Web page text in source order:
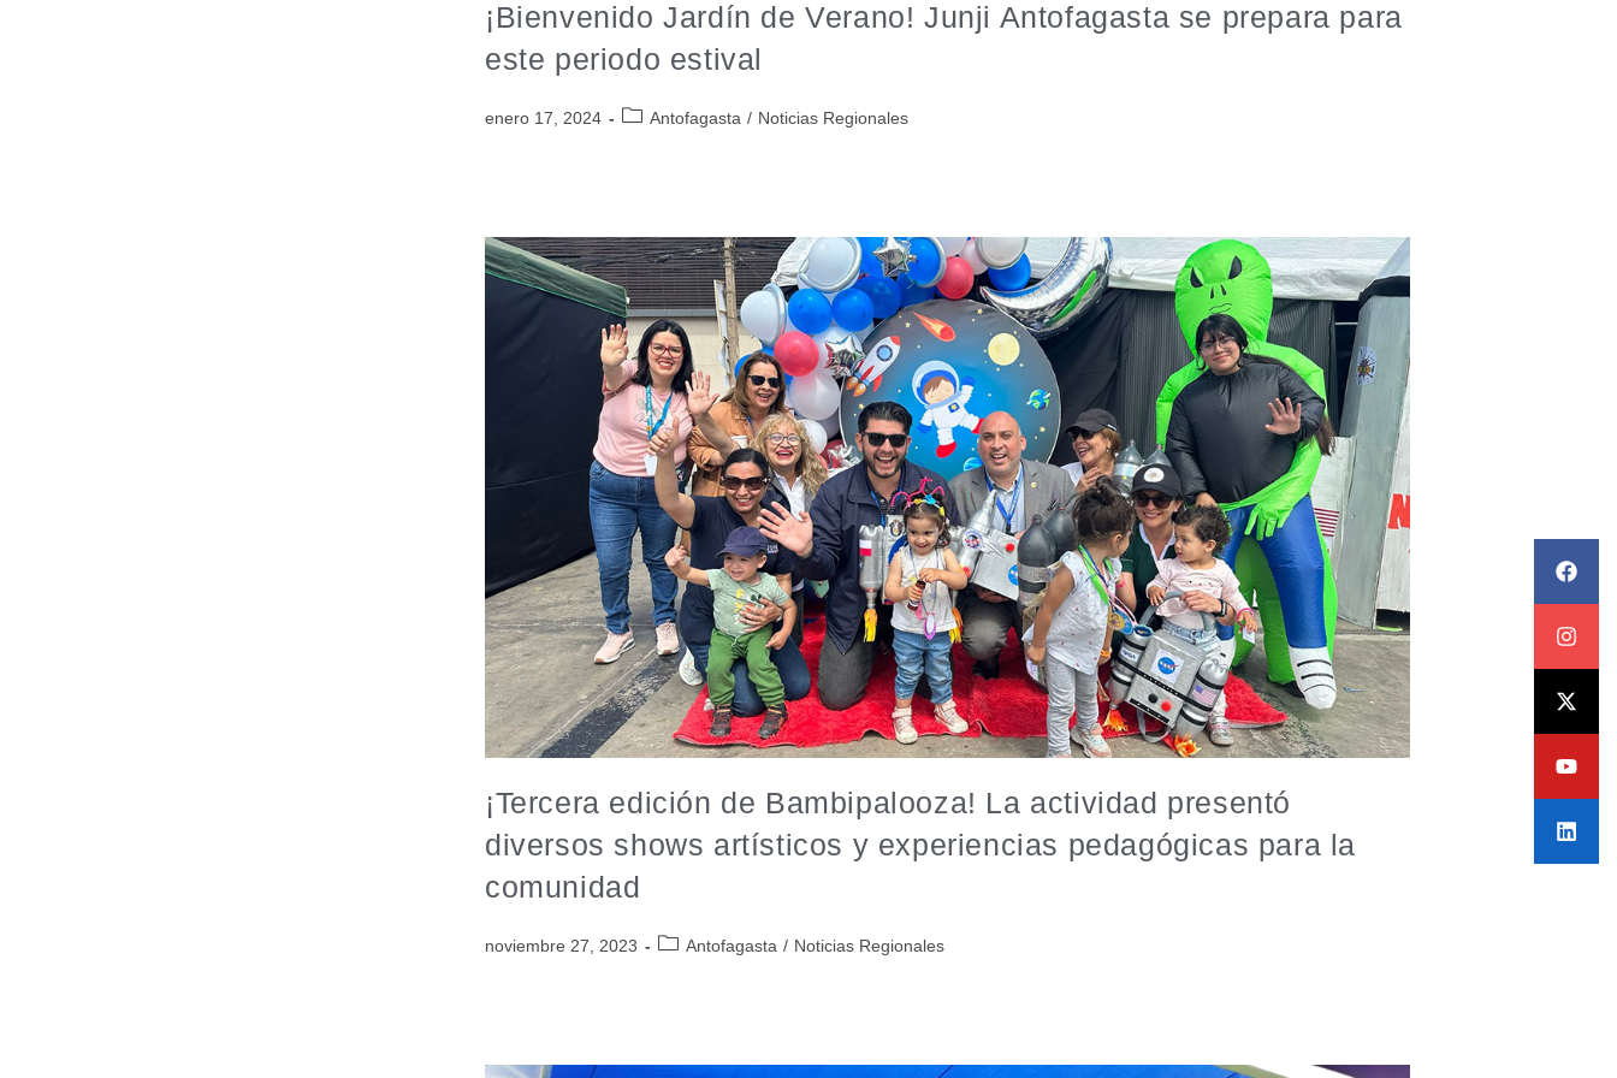
¡Bienvenido Jardín de Verano! Junji Antofagasta se prepara para
este periodo estival
enero 17, 2024 Antofagasta / Noticias Regionales
¡Tercera edición de Bambipalooza! La actividad presentó
diversos shows artísticos y experiencias pedagógicas para la
comunidad
noviembre 27, 2023 Antofagasta / Noticias Regionales